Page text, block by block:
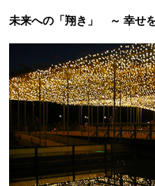
未来への「翔き」 ～ 幸せ